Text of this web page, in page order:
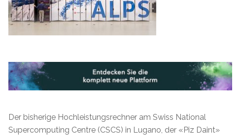
Der bisherige Hochleistungsrechner am Swiss National
Supercomputing Centre (CSCS) in Lugano, der «Piz Daint»